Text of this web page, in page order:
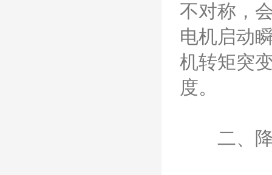
不对称，
电机启动
机转矩突
度。
二、降